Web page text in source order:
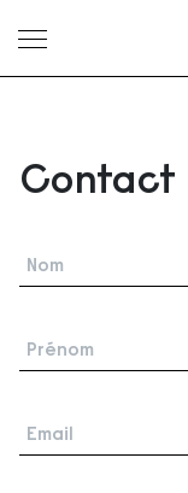
Ouvrir le menu
Contact
Nom
Prénom
Email